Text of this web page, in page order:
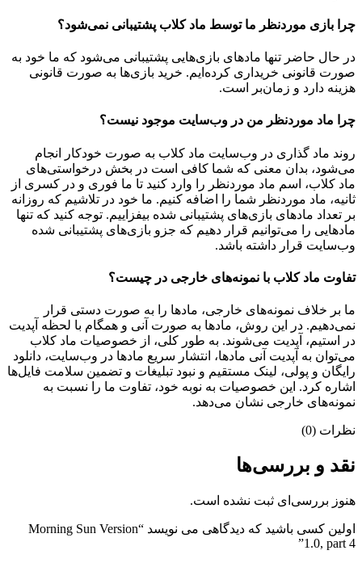
چرا بازی موردنظر ما توسط ماد کلاب پشتیبانی نمی‌شود؟
در حال حاضر تنها مادهای بازی‌هایی پشتیبانی می‌شود که ما خود به
صورت قانونی خریداری کرده‌ایم. خرید بازی‌ها به صورت قانونی
هزینه دارد و زمان‌بر است.
چرا ماد موردنظر من در وب‌سایت موجود نیست؟
روند ماد گذاری در وب‌سایت ماد کلاب به صورت خودکار انجام
می‌شود، بدان معنی که شما کافی است در بخش درخواستی‌های
ماد کلاب، اسم ماد موردنظر را وارد کنید تا ما فوری و در کسری از
ثانیه، ماد موردنظر شما را اضافه کنیم. ما خود در تلاشیم که روزانه
بر تعداد مادهای بازی‌های پشتیبانی شده بیفزاییم. توجه کنید که تنها
مادهایی را می‌توانیم قرار دهیم که جزو بازی‌های پشتیبانی شده
وب‌سایت قرار داشته باشد.
تفاوت ماد کلاب با نمونه‌های خارجی در چیست؟
ما بر خلاف نمونه‌های خارجی، مادها را به صورت دستی قرار
نمی‌دهیم. در این روش، مادها به صورت آنی و همگام با لحظه آپدیت
در استیم، آپدیت می‌شوند. به طور کلی، از خصوصیات ماد کلاب
می‌‌توان به آپدیت آنی مادها، انتشار سریع مادها در وب‌سایت، دانلود
رایگان و پولی، لینک مستقیم و نبود تبلیغات و تضمین سلامت فایل‌ها
اشاره کرد. این خصوصیات به نوبه خود، تفاوت ما را نسبت به
نمونه‌های خارجی نشان می‌دهد.
نظرات (0)
نقد و بررسی‌ها
هنوز بررسی‌ای ثبت نشده است.
اولین کسی باشید که دیدگاهی می نویسد “Morning Sun Version
1.0, part 4”